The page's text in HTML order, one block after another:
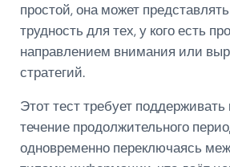
простой, она может
трудность для тех, у кого есть
направлением внимания или
стратегий.
Этот тест требует
течение продолжительного
одновременно переключаясь